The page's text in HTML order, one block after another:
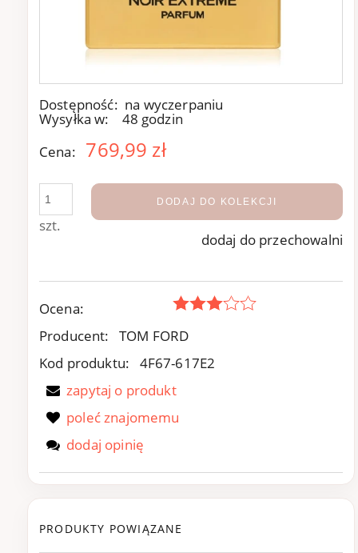
Dostępność: na wyczerpaniu
Wysyłka w:
48 godzin
Cena:
769,99 zł
szt.
DODAJ DO KOLEKCJI
dodaj do przechowalni
Ocena:
Producent:
TOM FORD
Kod produktu:
4F67-617E2
zapytaj o produkt
poleć znajomemu
dodaj opinię
PRODUKTY POWIĄZANE